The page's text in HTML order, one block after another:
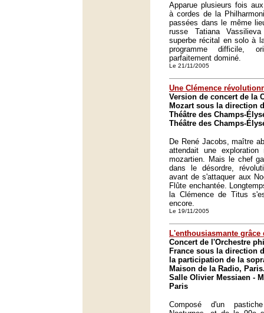
Apparue plusieurs fois
à cordes de la
passées dans le même
russe Tatiana
superbe récital en solo à
programme difficile,
parfaitement dominé.
Le 21/11/2005
Une Clémence
Version de concert de la
Mozart sous la direction
Théâtre des Champs-
Théâtre des Champs-
De René Jacobs, maître
attendait une exploration
mozartien. Mais le chef
dans le désordre,
avant de s'attaquer aux
Flûte enchantée.
la Clémence de Titus
encore.
Le 19/11/2005
L'enthousiasmante grâce
Concert de l'Orchestre
France sous la direction
la participation de la
Maison de la Radio,
Salle Olivier Messiaen -
Paris
Composé d'un